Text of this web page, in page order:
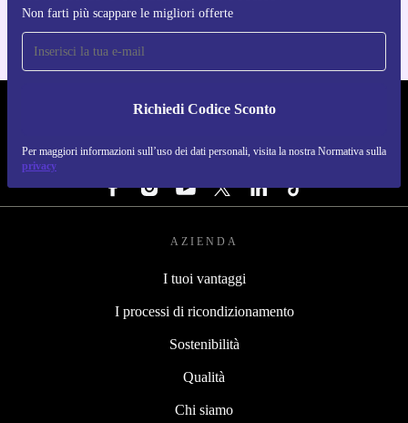
Non farti più scappare le migliori offerte
Richiedi Codice Sconto
Per maggiori informazioni sull’uso dei dati personali, visita la nostra Normativa sulla
privacy
REFURBED ITALIA - RETHINK NEW.
SEGUICI SU
AZIENDA
I tuoi vantaggi
I processi di ricondizionamento
Sostenibilità
Qualità
Chi siamo